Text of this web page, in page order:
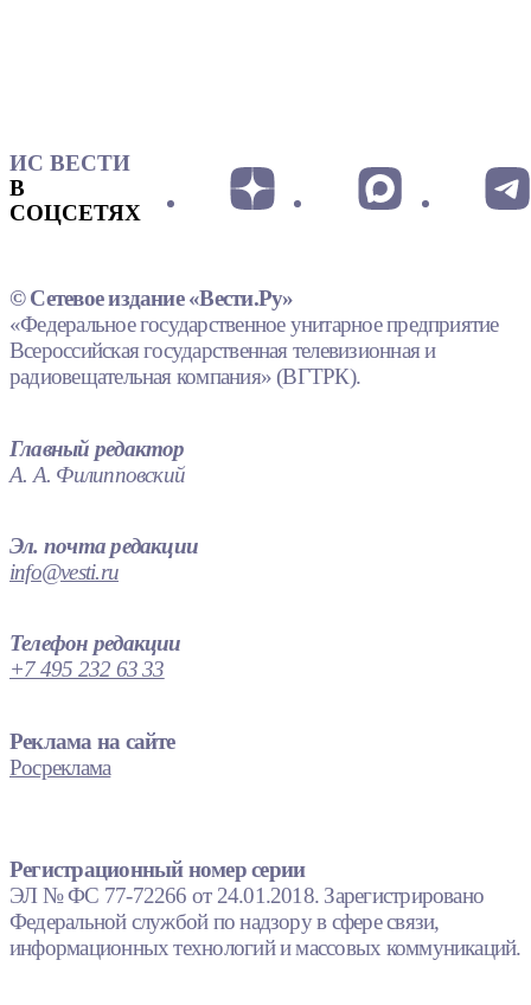
ИС ВЕСТИ
В
СОЦСЕТЯХ
© Сетевое издание «Вести.Ру»
«Федеральное государственное унитарное предприятие
Всероссийская государственная телевизионная и
радиовещательная компания» (ВГТРК).
Главный редактор
А. А. Филипповский
Эл. почта редакции
info@vesti.ru
Телефон редакции
+7 495 232 63 33
Реклама на сайте
Росреклама
Регистрационный номер серии
ЭЛ № ФС 77-72266 от 24.01.2018. Зарегистрировано
Федеральной службой по надзору в сфере связи,
информационных технологий и массовых коммуникаций.